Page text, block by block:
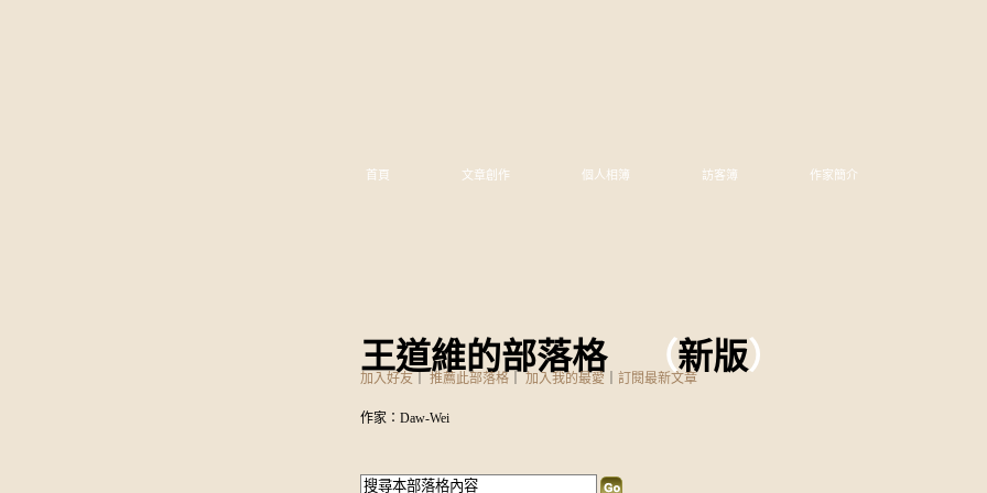
王道維的部落格（新版）
首頁 文章創作 個人相簿 訪客簿 作家簡介
加入好友 推薦此部落格 加入我的最愛 訂閱最新文章
作家：Daw-Wei